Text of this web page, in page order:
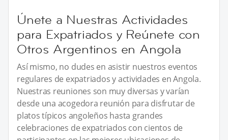
Únete a Nuestras Actividades
para Expatriados y Reúnete con
Otros Argentinos en Angola
Así mismo, no dudes en asistir nuestros eventos
regulares de expatriados y actividades en Angola.
Nuestras reuniones son muy diversas y varían
desde una acogedora reunión para disfrutar de
platos típicos angoleños hasta grandes
celebraciones de expatriados con cientos de